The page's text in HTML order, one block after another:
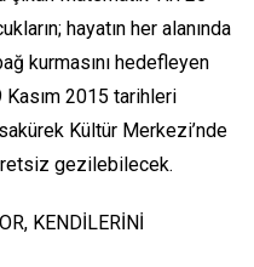
hayatın her alanında
kurmasını hedefleyen
2015 tarihleri
Kültür Merkezi’nde
gezilebilecek.
KENDİLERİNİ